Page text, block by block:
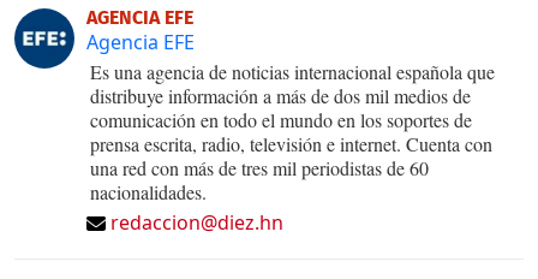
AGENCIA EFE
Agencia EFE
Es una agencia de noticias internacional española que
distribuye información a más de dos mil medios de
comunicación en todo el mundo en los soportes de
prensa escrita, radio, televisión e internet. Cuenta con
una red con más de tres mil periodistas de 60
nacionalidades.
redaccion@diez.hn